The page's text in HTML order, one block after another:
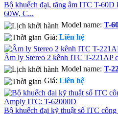
Bộ khuếch đại, tăng âm ITC T-60D
60W, C...
Model name: T-
Giá: Liên hệ
Âm ly Stereo 2 kênh ITC T-221AP
Model name: T-
Giá: Liên hệ
Bộ khuếch đại kỹ thuật số ITC